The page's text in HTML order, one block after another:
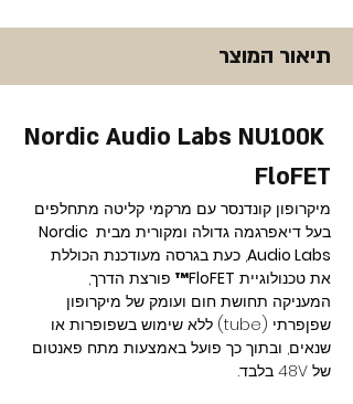
תיאור המוצר
Nordic Audio Labs NU100K
FloFET
מיקרופון קונדנסר עם מרקמי קליטה מתחלפים
בעל דיאפרגמה גדולה ומקורית מבית Nordic
Audio Labs, כעת בגרסה מעודכנת הכוללת
את טכנולוגיית FloFET™
פורצת הדרך,
המעניקה תחושת חום ועומק של מיקרופון
שפןפרתי (tube) ללא שימוש בשפופרות או
שנאים, ובתוך כך פועל באמצעות מתח פאנטום
של 48V בלבד.